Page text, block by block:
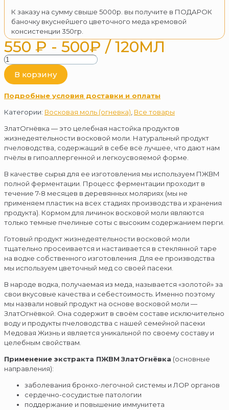
К заказу на сумму свыше 5000р. вы получите в ПОДАРОК
баночку вкуснейшего цветочного меда кремовой
консистенции 350гр.
550 ₽ - 500₽ / 120МЛ
Количество
товара
ЗлатОгнёвка
восковой
ПЖВМ
30%)
В корзину
Подробные условия доставки и оплаты
Категории: Восковая моль (огневка) Все товары
ЗлатОгнёвка — это целебная настойка продуктов
жизнедеятельности восковой моли. Натуральный продукт
пчеловодства, содержащий в себе всё лучшее, что дают нам
пчёлы в гипоаллергенной и легкоусвояемой форме.
В качестве сырья для ее изготовления мы используем ПЖВМ
полной ферментации. Процесс ферментации проходит в
течение 7-8 месяцев в деревянных моляриях (мы не
применяем пластик на всех стадиях производства и хранения
продукта). Кормом для личинок восковой моли являются
только темные пчелиные соты с высоким содержанием перги.
Готовый продукт жизнедеятельности восковой моли
тщательно просеивается и настаивается в стеклянной таре
на водке собственного изготовления. Для ее производства
мы используем цветочный мед со своей пасеки.
В народе водка, получаемая из меда, называется «золотой» за
свои вкусовые качества и себестоимость. Именно поэтому
мы назвали новый продукт на основе восковой моли —
ЗлатОгнёвкой. Она содержит в своём составе исключительно
воду и продукты пчеловодства с нашей семейной пасеки
Медовая Жизнь и является уникальной по своему составу и
целебным свойствам.
Применение экстракта ПЖВМ ЗлатОгнёвка (основные
направления):
заболевания бронхо-легочной системы и ЛОР органов
сердечно-сосудистые патологии
поддержание и повышение иммунитета